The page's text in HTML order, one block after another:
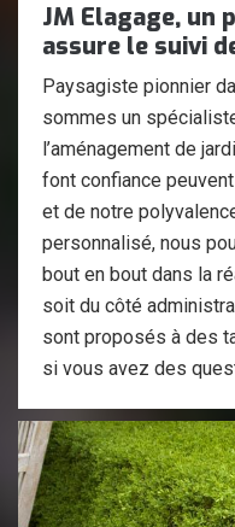
JM Elagage, un
assure le suivi
Paysagiste pionnier
sommes un
l’aménagement de
font confiance
et de notre
personnalisé, nous
bout en bout dans la
soit du côté
sont proposés à des
si vous avez des